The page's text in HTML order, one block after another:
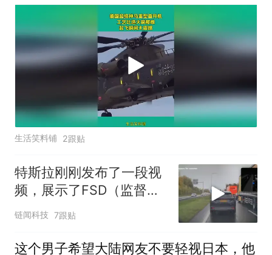
生活笑料铺 2跟贴
特斯拉刚刚发布了一段视
频，展示了FSD（监督
版）在法国、德国、英国
等欧洲国家极端情况下避
免事故的画面
链闻科技 7跟贴
这个男子希望大陆网友不要轻视日本，他